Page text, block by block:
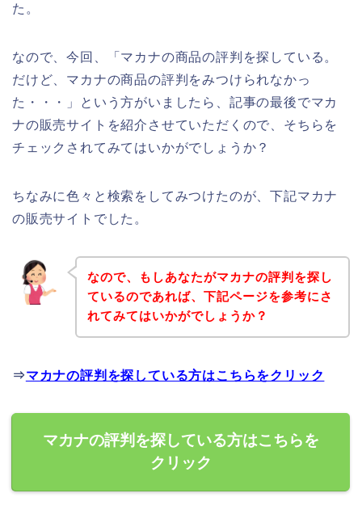
た。
なので、今回、「マカナの商品の評判を探している。
だけど、マカナの商品の評判をみつけられなかっ
た・・・」という方がいましたら、記事の最後でマカ
ナの販売サイトを紹介させていただくので、そちらを
チェックされてみてはいかがでしょうか？
ちなみに色々と検索をしてみつけたのが、下記マカナ
の販売サイトでした。
なので、もしあなたがマカナの評判を探し
ているのであれば、下記ページを参考にさ
れてみてはいかがでしょうか？
⇒マカナの評判を探している方はこちらをクリック
マカナの評判を探している方はこちらを
クリック